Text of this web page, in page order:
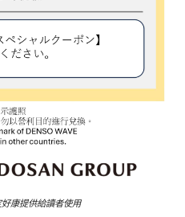
康提供給讀者使用